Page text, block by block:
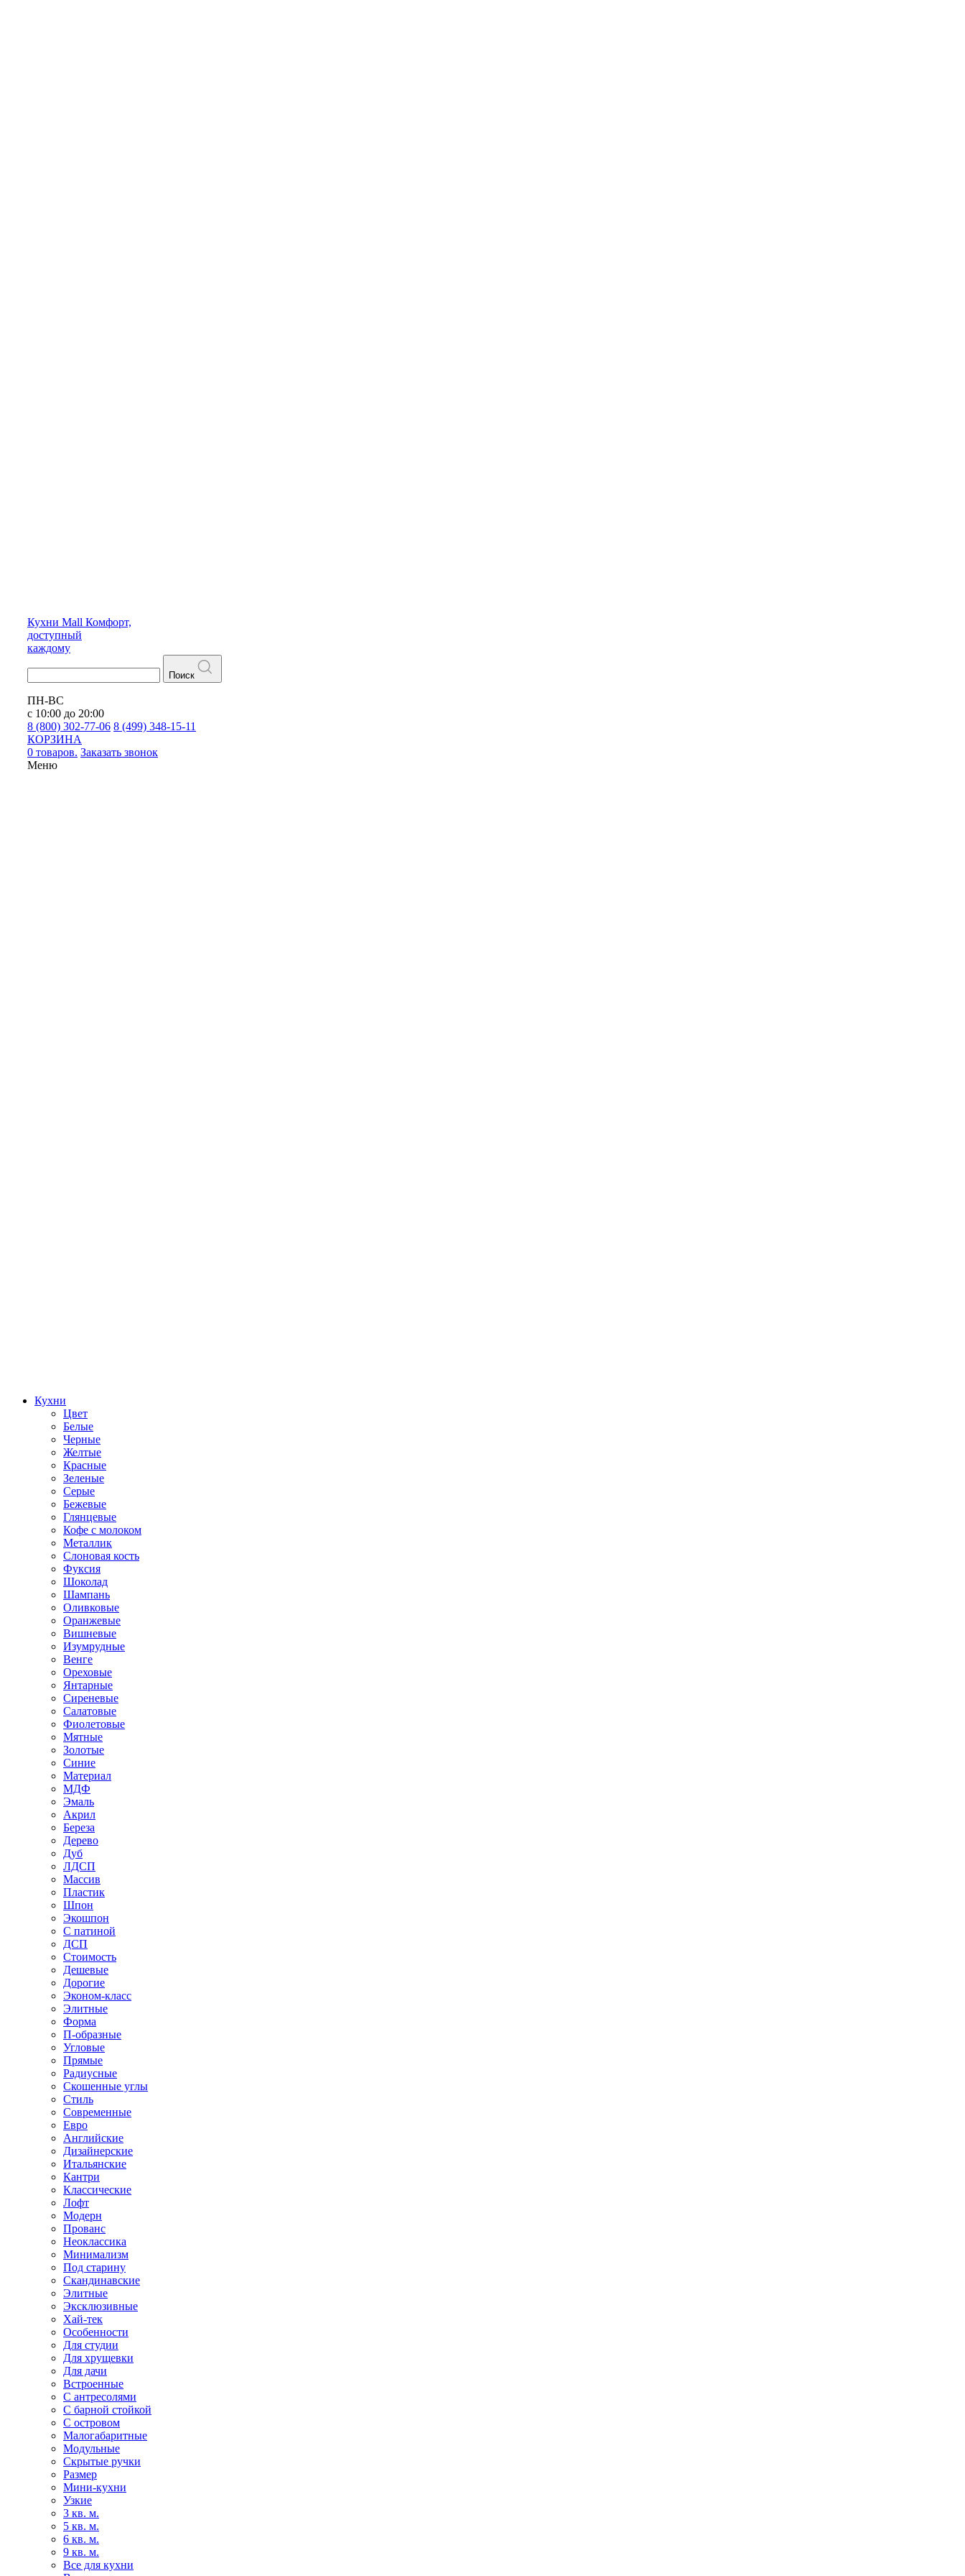
Кухни Mall Комфорт,
доступный
каждому
Поиск
ПН-ВС
с 10:00 до 20:00
8 (800) 302-77-06 8 (499) 348-15-11
КОРЗИНА
0 товаров. Заказать звонок
Меню
Кухни
Цвет
Белые
Черные
Желтые
Красные
Зеленые
Серые
Бежевые
Глянцевые
Кофе с молоком
Металлик
Слоновая кость
Фуксия
Шоколад
Шампань
Оливковые
Оранжевые
Вишневые
Изумрудные
Венге
Ореховые
Янтарные
Сиреневые
Салатовые
Фиолетовые
Мятные
Золотые
Синие
Материал
МДФ
Эмаль
Акрил
Береза
Дерево
Дуб
ЛДСП
Массив
Пластик
Шпон
Экошпон
С патиной
ДСП
Стоимость
Дешевые
Дорогие
Эконом-класс
Элитные
Форма
П-образные
Угловые
Прямые
Радиусные
Скошенные углы
Стиль
Современные
Евро
Английские
Дизайнерские
Итальянские
Кантри
Классические
Лофт
Модерн
Прованс
Неоклассика
Минимализм
Под старину
Скандинавские
Элитные
Эксклюзивные
Хай-тек
Особенности
Для студии
Для хрущевки
Для дачи
Встроенные
С антресолями
С барной стойкой
С островом
Малогабаритные
Модульные
Скрытые ручки
Размер
Мини-кухни
Узкие
3 кв. м.
5 кв. м.
6 кв. м.
9 кв. м.
Все для кухни